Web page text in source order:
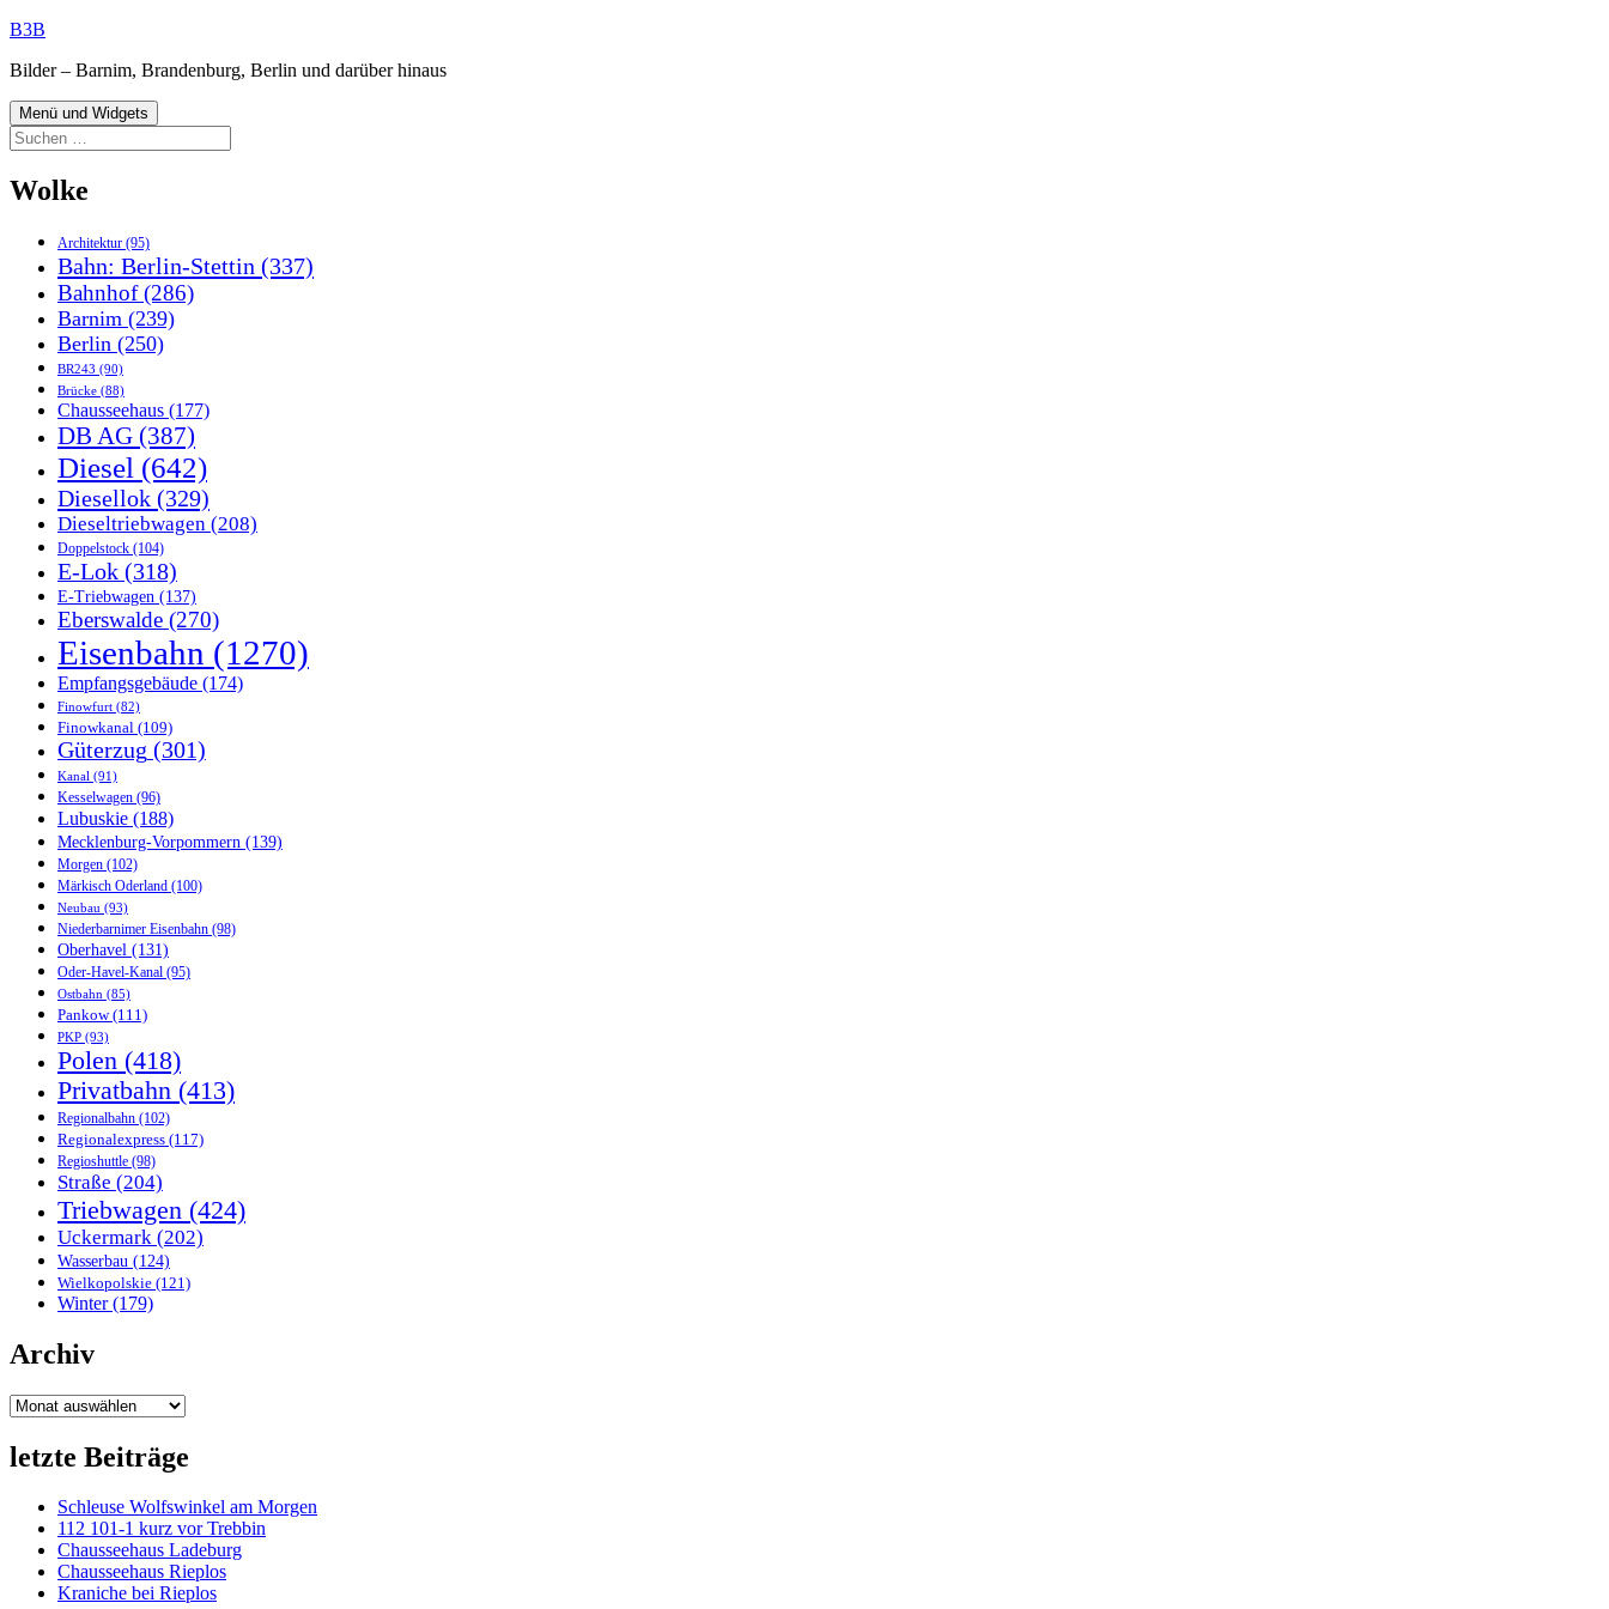
Zum
springen
B3B
Bilder – Barnim, Brandenburg, Berlin und darüber hinaus
Menü und Widgets
Suchen
nach:
Wolke
Architektur (95)
Bahn: Berlin-Stettin (337)
Bahnhof(286)
Barnim (239)
Berlin (250)
BR243 (90)
Brücke (88)
Chausseehaus (177)
DB AG (387)
Diesel (642)
Diesellok (329)
Dieseltriebwagen (208)
Doppelstock (104)
E-Lok (318)
E-Triebwagen (137)
Eberswalde (270)
Eisenbahn (1270)
Empfangsgebäude (174)
Finowfurt (82)
Finowkanal (109)
Güterzug (301)
Kanal (91)
Kesselwagen (96)
Lubuskie (188)
Mecklenburg-Vorpommern (139)
Morgen (102)
Märkisch Oderland (100)
Neubau (93)
Niederbarnimer Eisenbahn (98)
Oberhavel (131)
Oder-Havel-Kanal (95)
Ostbahn (85)
Pankow(111)
PKP (93)
Polen (418)
Privatbahn (413)
Regionalbahn (102)
Regionalexpress (117)
Regioshuttle (98)
Straße (204)
Triebwagen (424)
Uckermark (202)
Wasserbau (124)
Wielkopolskie (121)
Winter(179)
Archiv
Archiv
letzte Beiträge
Schleuse Wolfswinkel am Morgen
112 101-1 kurz vor Trebbin
Chausseehaus Ladeburg
Chausseehaus Rieplos
Kraniche bei Rieplos